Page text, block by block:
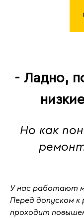
- Ладно,
Но как
У нас работают
Перед допуском
проходит